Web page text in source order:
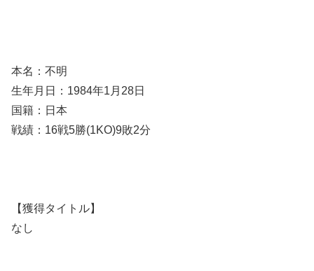
本名：不明
生年月日：1984年1月28日
国籍：日本
戦績：16戦5勝(1KO)9敗2分
【獲得タイトル】
なし